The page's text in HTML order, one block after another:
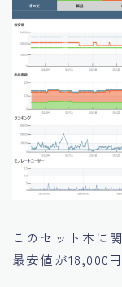
このセット本に
最安値が18,000